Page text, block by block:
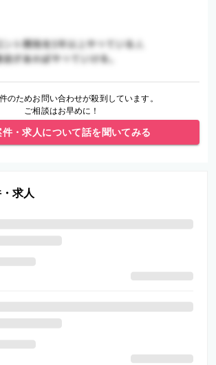
のためお問い合わせが殺到しています。
ご相談はお早めに！
件・求人について話を聞いてみる
求人